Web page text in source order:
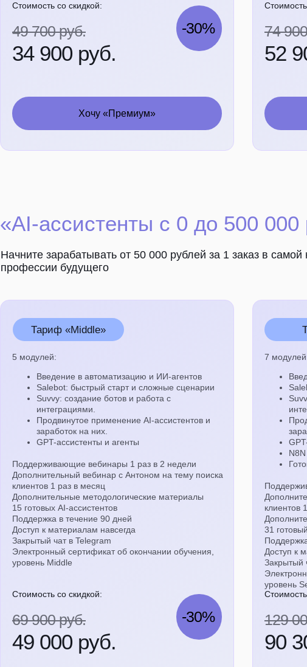
-30% 74
52
49 700 руб.
34 900 руб.
Стоимость со скидкой:
Хочу «Премиум»
7
клиентов
31
Доступ к
Закрытый
уровень
-30% 129
90
69 900 руб.
49 000 руб.
«AI-ассистенты с 0 до 500 000
5 модулей:
Введение в автоматизацию и ИИ-агентов
Salebot: быстрый старт и сложные сценарии
Suvvy: создание ботов и работа с
интеграциями.
Продвинутое применение AI-ассистентов и
заработок на них.
GPT-ассистенты и агенты
Поддерживающие вебинары 1 раз в 2 недели
Дополнительный вебинар с Антоном на тему поиска
клиентов 1 раз в месяц
Дополнительные методологические материалы
15 готовых AI-ассистентов
Поддержка в течение 90 дней
Доступ к материалам навсегда
Закрытый чат в Telegram
Электронный сертификат об окончании обучения,
уровень Middle
Стоимость со скидкой:
Тариф «Middle»
Начните зарабатывать от 50 000 рублей за 1 заказ в
профессии будущего